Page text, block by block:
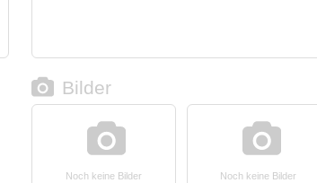
Bilder
Noch keine Bilder Noch keine Bilder